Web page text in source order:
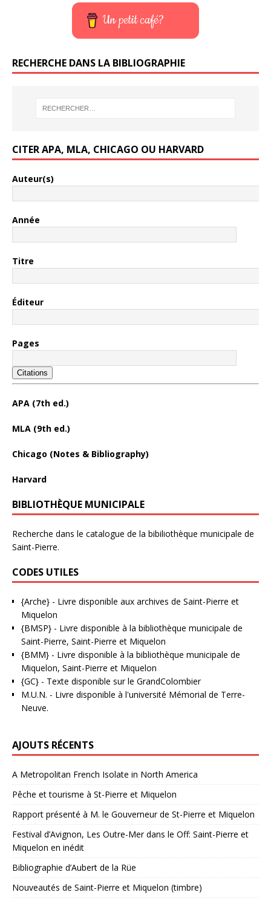
Un petit café?
RECHERCHE DANS LA BIBLIOGRAPHIE
CITER APA, MLA, CHICAGO OU HARVARD
Auteur(s)
Année
Titre
Éditeur
Pages
Citations
APA (7th ed.)
MLA (9th ed.)
Chicago (Notes & Bibliography)
Harvard
BIBLIOTHÈQUE MUNICIPALE
Recherche dans le catalogue de la bibiliothèque municipale de
Saint-Pierre.
CODES UTILES
{Arche} - Livre disponible aux archives de Saint-Pierre et
Miquelon
{BMSP} - Livre disponible à la bibliothèque municipale de
Saint-Pierre, Saint-Pierre et Miquelon
{BMM} - Livre disponible à la bibliothèque municipale de
Miquelon, Saint-Pierre et Miquelon
{GC} - Texte disponible sur le GrandColombier
M.U.N. - Livre disponible à l'université Mémorial de Terre-
Neuve.
AJOUTS RÉCENTS
A Metropolitan French Isolate in North America
Pêche et tourisme à St-Pierre et Miquelon
Rapport présenté à M. le Gouverneur de St-Pierre et Miquelon
Festival d’Avignon, Les Outre-Mer dans le Off: Saint-Pierre et
Miquelon en inédit
Bibliographie d’Aubert de la Rüe
Nouveautés de Saint-Pierre et Miquelon (timbre)